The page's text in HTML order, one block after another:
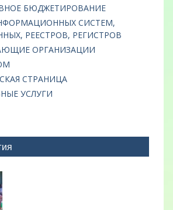
БЮДЖЕТИРОВАНИЕ
СИСТЕМ,
РЕЕСТРОВ, РЕГИСТРОВ
ОРГАНИЗАЦИИ
СТРАНИЦА
УСЛУГИ